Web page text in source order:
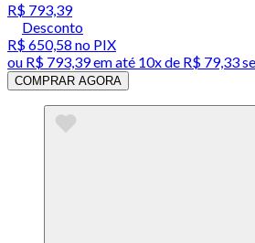
R$ 793,39
Desconto
R$ 650,58 no PIX
ou R$ 793,39em até 10x de R$ 79,33
COMPRAR AGORA